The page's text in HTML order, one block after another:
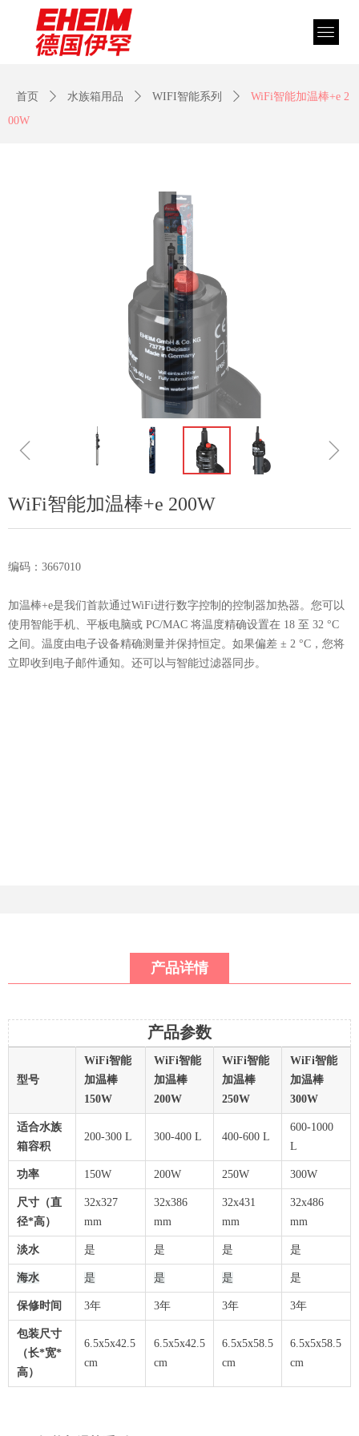
首页 ꄲ 水族箱用品 ꄲ WIFI智能系列 ꄲ
WiFi智能加温棒+e 2
00W
ꁆ ꁇ
WiFi智能加温棒+e 200W
编码：3667010
加温棒+e是我们首款通过WiFi进行数字控制的控制器加热器。您可以
使用智能手机、平板电脑或 PC/MAC 将温度精确设置在 18 至 32 °C
之间。温度由电子设备精确测量并保持恒定。如果偏差 ± 2 °C，您将
立即收到电子邮件通知。还可以与智能过滤器同步。
产品详情
产品参数
型号
WiFi智能
加温棒
150W
WiFi智能
加温棒
200W
WiFi智能
加温棒
250W
WiFi智能
加温棒
300W
适合水族
箱容积
200-300 L 300-400 L 400-600 L
600-1000
L
功率 150W 200W 250W 300W
尺寸（直
径*高）
32x327
mm
32x386
mm
32x431
mm
32x486
mm
淡水 是 是 是 是
海水 是 是 是 是
保修时间 3年 3年 3年 3年
包装尺寸
（长*宽*
高）
6.5x5x42.5
cm
6.5x5x42.5
cm
6.5x5x58.5
cm
6.5x5x58.5
cm